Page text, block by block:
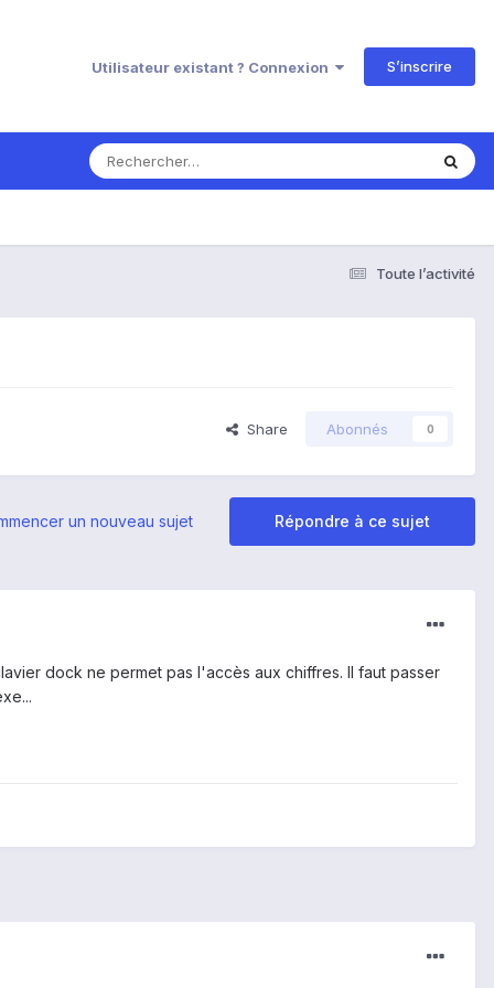
Utilisateur existant ? Connexion S’inscrire
Toute l’activité
Share Abonnés 0
Répondre à ce sujet
un nouveau sujet
dock ne permet pas l'accès aux chiffres. Il faut passer